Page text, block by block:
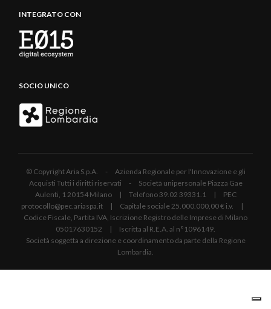
INTEGRATO CON
SOCIO UNICO
© Copyright Aria S.p.A. - Azienda Regionale per l'Innovazione e gli
Acquisti Tutti i diritti riservati - Società unipersonale Piazza Gae
Aulenti, 1 20154 Milano | Telefono 39.02 39331.1 | PEC
protocollo@pec.ariaspa.it | Capitale sociale 25.000.000,00 € i.v. |
Codice Fiscale, Partita IVA, Iscrizione Registro delle Imprese di Milano
05017630152 | Iscritta al R.E.A. al n°1096149.
Società soggetta a direzione e coordinamento da parte della Regione
Lombardia.